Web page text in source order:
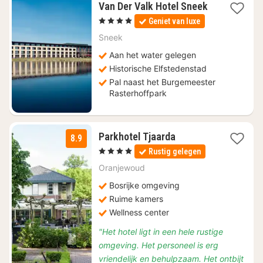
Van Der Valk Hotel Sneek
1
nacht
vanaf
107,35
, 4 Sterren Geniet van luxe
Sneek
Aan het water gelegen
Historische Elfstedenstad
Pal naast het Burgemeester
Rasterhoffpark
8.9 Parkhotel Tjaarda1
nacht
vanaf
, 4 Sterren Rustig gelegen
Oranjewoud
Bosrijke omgeving
Ruime kamers
Wellness center
"Het hotel ligt in een hele rustige
omgeving. Het personeel is erg
vriendelijk en behulpzaam. Het ontbijt